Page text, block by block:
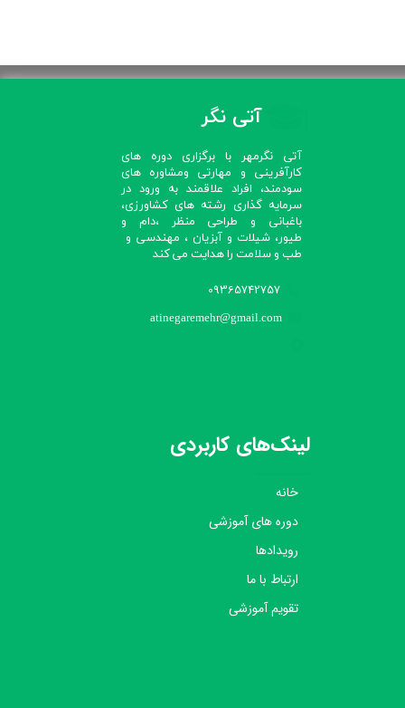
آتی نگر
آتی نگرمهر با برگزاری دوره های
کارآفرینی و مهارتی ومشاوره های
سودمند، افراد علاقمند به ورود در
سرمایه گذاری رشته های کشاورزی،
باغبانی و طراحی منظر ،دام و
طیور، شیلات و آبزیان ، مهندسی و
طب و سلامت را هدایت می کند​​​​​​​
09365742757
atinegaremehr@gmail.com
لینک‌های کاربردی
خانه
دوره های آموزشی
رویدادها
ارتباط با ما
تقویم آموزشی